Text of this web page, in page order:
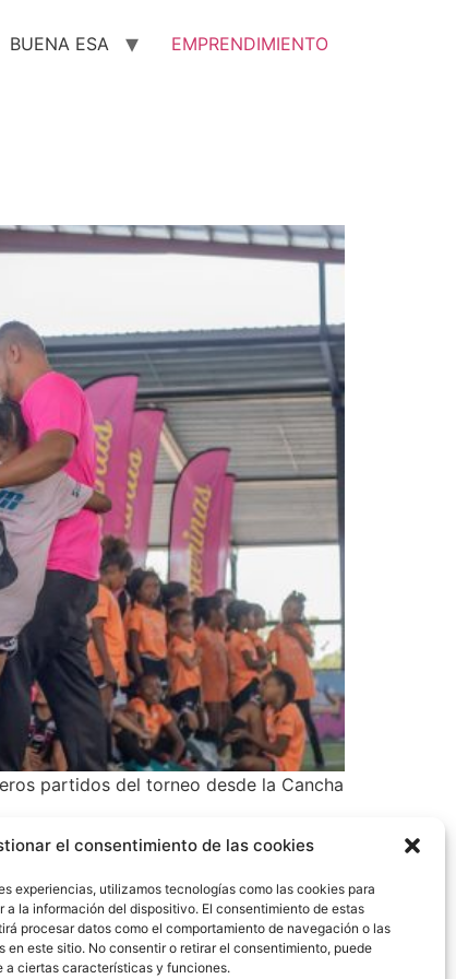
el consentimiento de las cookies
experiencias, utilizamos tecnologías como las cookies para
a la información del dispositivo. El consentimiento de estas
procesar datos como el comportamiento de navegación o las
en este sitio. No consentir o retirar el consentimiento, puede
a ciertas características y funciones.
BUENA ESA EMPRENDIMIENTO
partidos del torneo desde la Cancha